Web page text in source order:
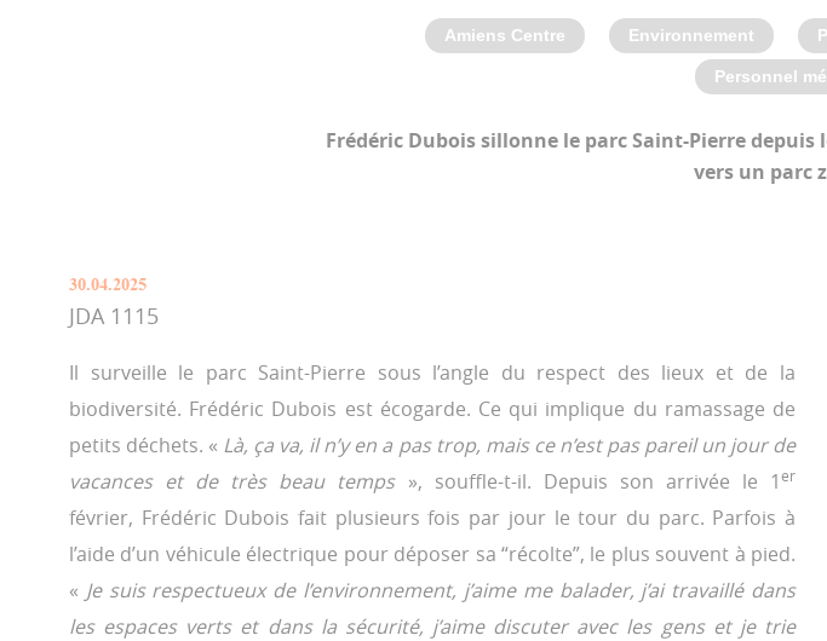
Amiens Centre Environnement
Personnel
Frédéric Dubois sillonne le parc Saint-Pierre depuis
vers un parc
30.04.2025
JDA 1115
Il surveille le parc Saint-Pierre sous l’angle du respect des lieux et de la
biodiversité. Frédéric Dubois est écogarde. Ce qui implique du ramassage de
petits déchets. « Là, ça va, il n’y en a pas trop, mais ce n’est pas pareil un jour de
vacances et de très beau temps», souffle-t-il. Depuis son arrivée le 1er
février, Frédéric Dubois fait plusieurs fois par jour le tour du parc. Parfois à
l’aide d’un véhicule électrique pour déposer sa “récolte”, le plus souvent à pied.
« Je suis respectueux de l’environnement, j’aime me balader, j’ai travaillé dans
les espaces verts et dans la sécurité, j’aime discuter avec les gens et je trie